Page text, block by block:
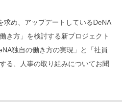
求め、アップデートしているDeNA
き方」を検討する新プロジェクト
独自の働き方の実現」と「社員
る、人事の取り組みについてお聞